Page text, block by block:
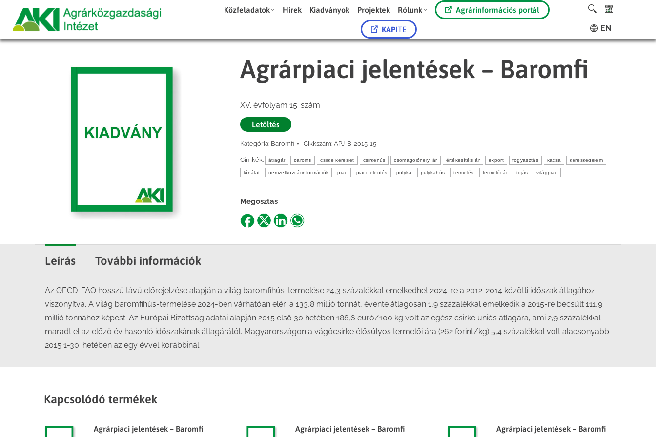
Közfeladatok Hírek Kiadványok Projektek Rólunk Agrárinformációs portál
KAPITE EN
Agrárpiaci jelentések – Baromfi
XV. évfolyam 15. szám
Letöltés
Kategória: Baromfi Cikkszám: APJ-B-2015-15
Címkék: átlagár baromfi csirke kereslet csirkehús csomagolóhelyi ár értékesítési ár export fogyasztás kacsa kereskedelem
kínálat nemzetközi árinformációk piac piaci jelentés pulyka pulykahús termelés termelői ár tojás világpiac
Megosztás
ShareShareShareShare
Leírás További információk
Az OECD-FAO hosszú távú előrejelzése alapján a világ baromfihús-termelése 24,3 százalékkal emelkedhet 2024-re a 2012-2014 közötti időszak átlagához
viszonyítva. A világ baromfihús-termelése 2024-ben várhatóan eléri a 133,8 millió tonnát, évente átlagosan 1,9 százalékkal emelkedik a 2015-re becsült 111,9
millió tonnához képest. Az Európai Bizottság adatai alapján 2015 első 30 hetében 188,6 euró/100 kg volt az egész csirke uniós átlagára, ami 2,9 százalékkal
maradt el az előző év hasonló időszakának átlagárától. Magyarországon a vágócsirke élősúlyos termelői ára (262 forint/kg) 5,4 százalékkal volt alacsonyabb
2015 1-30. hetében az egy évvel korábbinál.
Kapcsolódó termékek
Agrárpiaci jelentések – Baromfi Agrárpiaci jelentések – Baromfi Agrárpiaci jelentések – Baromfi